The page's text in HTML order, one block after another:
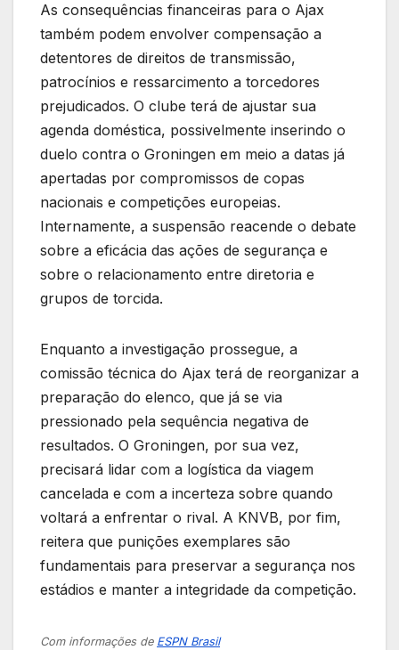
As consequências financeiras para o Ajax
também podem envolver compensação a
detentores de direitos de transmissão,
patrocínios e ressarcimento a torcedores
prejudicados. O clube terá de ajustar sua
agenda doméstica, possivelmente inserindo o
duelo contra o Groningen em meio a datas já
apertadas por compromissos de copas
nacionais e competições europeias.
Internamente, a suspensão reacende o debate
sobre a eficácia das ações de segurança e
sobre o relacionamento entre diretoria e
grupos de torcida.
Enquanto a investigação prossegue, a
comissão técnica do Ajax terá de reorganizar a
preparação do elenco, que já se via
pressionado pela sequência negativa de
resultados. O Groningen, por sua vez,
precisará lidar com a logística da viagem
cancelada e com a incerteza sobre quando
voltará a enfrentar o rival. A KNVB, por fim,
reitera que punições exemplares são
fundamentais para preservar a segurança nos
estádios e manter a integridade da competição.
Com informações de ESPN Brasil